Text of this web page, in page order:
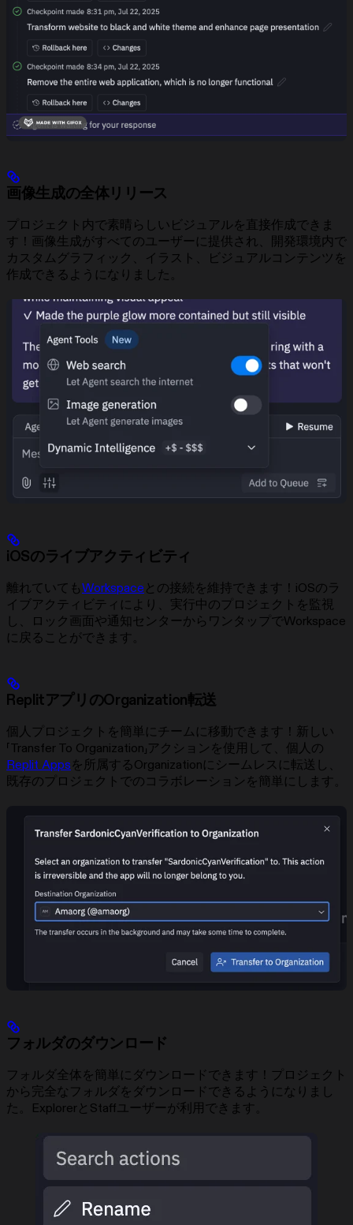
画像生成の全体リリース
プロジェクト内で素晴らしいビジュアルを直接作成できま
す！画像生成がすべてのユーザーに提供され、開発環境内で
カスタムグラフィック、イラスト、ビジュアルコンテンツを
作成できるようになりました。
iOSのライブアクティビティ
離れていてもWorkspace との接続を維持できます！iOSのラ
イブアクティビティにより、実行中のプロジェクトを監視
し、ロック画面や通知センターからワンタップでWorkspace
に戻ることができます。
ReplitアプリのOrganization転送
個人プロジェクトを簡単にチームに移動できます！新しい
「Transfer To Organization」アクションを使用して、個人の
Replit Appsを所属するOrganizationにシームレスに転送し、
既存のプロジェクトでのコラボレーションを簡単にします。
フォルダのダウンロード
フォルダ全体を簡単にダウンロードできます！プロジェクト
から完全なフォルダをダウンロードできるようになりまし
た。ExplorerとStaffユーザーが利用できます。